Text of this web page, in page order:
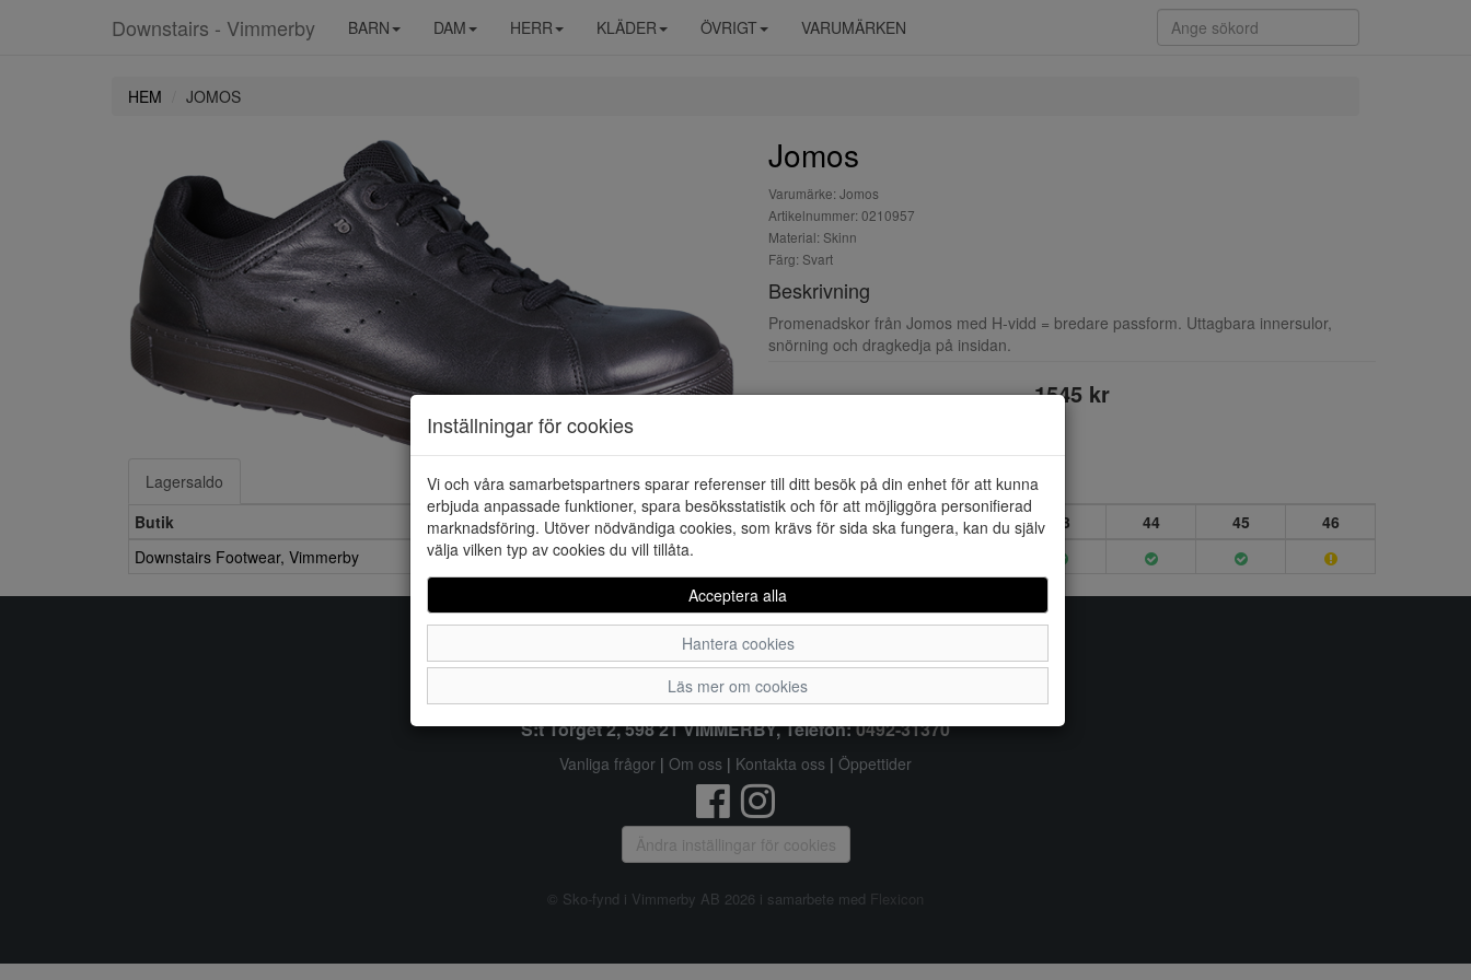
Downstairs - Vimmerby BARN DAM HERR KLÄDER ÖVRIGT VARUMÄRKEN
HEM JOMOS
Jomos
Varumärke: Jomos
Artikelnummer: 0210957
Material: Skinn
Färg: Svart
Beskrivning
Promenadskor från Jomos med H-vidd = bredare passform. Uttagbara innersulor,
snörning och dragkedja på insidan.
1545 kr
Lagersaldo
Butik
41 42 43 44 45
46
Downstairs Footwear, Vimmerby
Inställningar för cookies
Vi och våra samarbetspartners sparar referenser till ditt besök på din enhet för att kunna
erbjuda anpassade funktioner, spara besöksstatistik och för att möjliggöra personifierad
marknadsföring. Utöver nödvändiga cookies, som krävs för sida ska fungera, kan du själv
välja vilken typ av cookies du vill tillåta.
Acceptera alla
Hantera cookies
Läs mer om cookies
Sko-fynd i Vimmerby AB
S:t Torget 2, 598 21 VIMMERBY, Telefon:0492-31370
Vanliga frågor | Om oss | Kontakta oss | Öppettider
Ändra inställingar för cookies
© Sko-fynd i Vimmerby AB 2026 i samarbete med Flexicon